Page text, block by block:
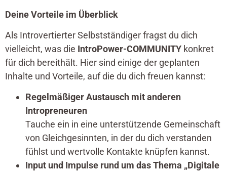
Deine Vorteile im Überblick
Als Introvertierter Selbstständiger fragst du dich
vielleicht, was die IntroPower-COMMUNITY konkret
für dich bereithält. Hier sind einige der geplanten
Inhalte und Vorteile, auf die du dich freuen kannst:
Regelmäßiger Austausch mit anderen
Intropreneuren
Tauche ein in eine unterstützende Gemeinschaft
von Gleichgesinnten, in der du dich verstanden
fühlst und wertvolle Kontakte knüpfen kannst.
Input und Impulse rund um das Thema „Digitale